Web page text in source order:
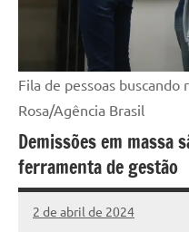
Fila de pessoas buscando
Rosa/Agência Brasil
Demissões em massa
ferramenta de gestão
2 de abril de 2024
Assessoria
Nenhum